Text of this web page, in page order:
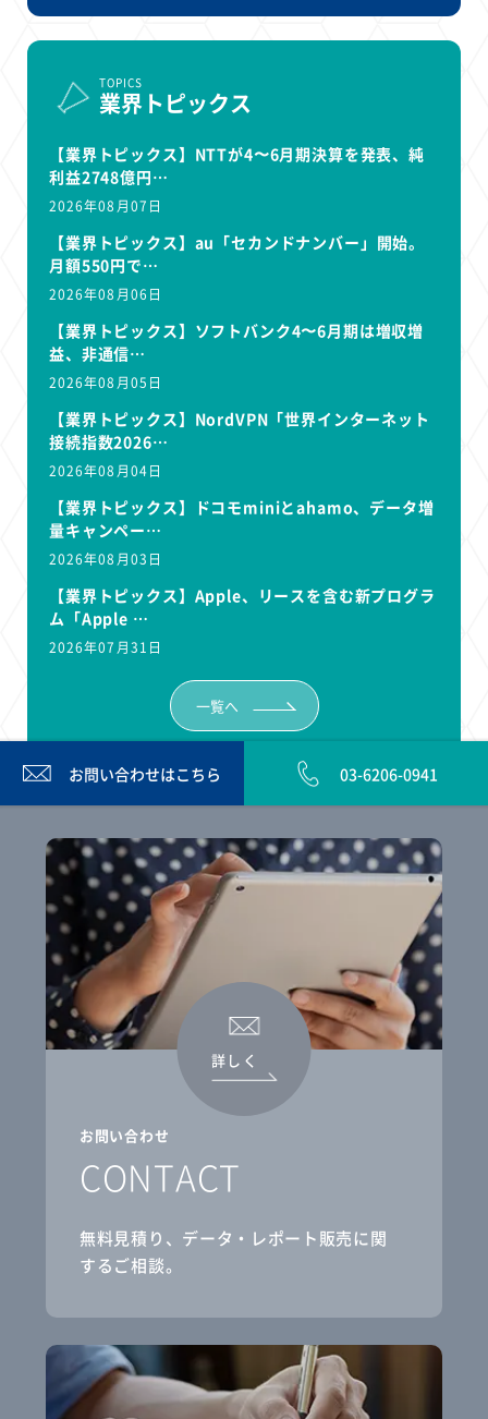
TOPICS
業界トピックス
【業界トピックス】NTTが4〜6月期決算を発表、純
利益2748億円…
2026年08月07日
【業界トピックス】au「セカンドナンバー」開始。
月額550円で…
2026年08月06日
【業界トピックス】ソフトバンク4〜6月期は増収増
益、非通信…
2026年08月05日
【業界トピックス】NordVPN「世界インターネット
接続指数2026…
2026年08月04日
【業界トピックス】ドコモminiとahamo、データ増
量キャンペー…
2026年08月03日
【業界トピックス】Apple、リースを含む新プログラ
ム「Apple …
2026年07月31日
一覧へ
お問い合わせはこちら 03-6206-0941
お問い合わせ
CONTACT
無料見積り、データ・レポート販売に関
するご相談。
詳しく